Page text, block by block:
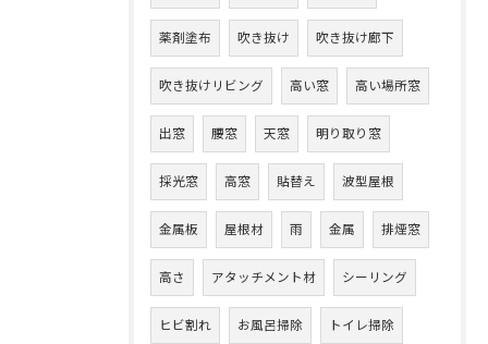
薬剤塗布 吹き抜け 吹き抜け廊下
吹き抜けリビング 高い窓 高い場所窓
出窓 腰窓 天窓 明り取り窓
採光窓 高窓 貼替え 波型屋根
金属板 屋根材 雨 金属 排煙窓
高さ アタッチメント材 シーリング
ヒビ割れ お風呂掃除 トイレ掃除